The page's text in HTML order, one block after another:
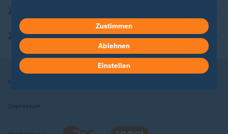
ZDFheute Apps
Nutzungsbedingungen
Impressum
in deinen Einstellungen widerrufen oder ändern.
Hier findest du das Impressum.
Weitere Informationen findest du in unserer
Datenschutzerklärung.
Zustimmen
Ablehnen
Einstellen